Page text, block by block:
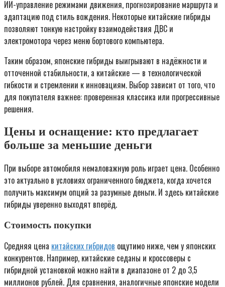
ИИ-управление режимами движения, прогнозирование маршрута и
адаптацию под стиль вождения. Некоторые китайские гибриды
позволяют тонкую настройку взаимодействия ДВС и
электромотора через меню бортового компьютера.
Таким образом, японские гибриды выигрывают в надёжности и
отточенной стабильности, а китайские — в технологической
гибкости и стремлении к инновациям. Выбор зависит от того, что
для покупателя важнее: проверенная классика или прогрессивные
решения.
Цены и оснащение: кто предлагает
больше за меньшие деньги
При выборе автомобиля немаловажную роль играет цена. Особенно
это актуально в условиях ограниченного бюджета, когда хочется
получить максимум опций за разумные деньги. И здесь китайские
гибриды уверенно выходят вперёд.
Стоимость покупки
Средняя цена китайских гибридов ощутимо ниже, чем у японских
конкурентов. Например, китайские седаны и кроссоверы с
гибридной установкой можно найти в диапазоне от 2 до 3,5
миллионов рублей. Для сравнения, аналогичные японские модели